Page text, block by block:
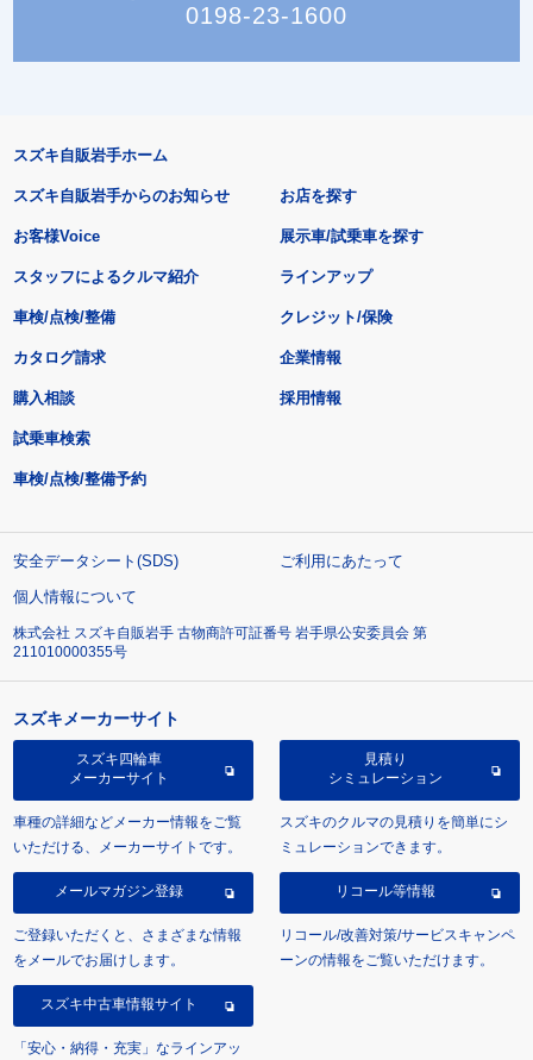
0198-23-1600
スズキ自販岩手ホーム
スズキ自販岩手からのお知らせ
お客様Voice
スタッフによるクルマ紹介
お店を探す
展示車/試乗車を探す
ラインアップ
車検/点検/整備 クレジット/保険
カタログ請求
購入相談
試乗車検索
車検/点検/整備予約
企業情報
採用情報
安全データシート(SDS)
ご利用にあたって
個人情報について
株式会社 スズキ自販岩手 古物商許可証番号 岩手県公安委員会 第
211010000355号
スズキメーカーサイト
スズキ四輪車
メーカーサイト
車種の詳細などメーカー情報をご覧
いただける、メーカーサイトです。
見積り
シミュレーション
スズキのクルマの見積りを簡単にシ
ミュレーションできます。
メールマガジン登録
ご登録いただくと、さまざまな情報
をメールでお届けします。
リコール等情報
リコール/改善対策/サービスキャンペ
ーンの情報をご覧いただけます。
スズキ中古車情報サイト
「安心・納得・充実」なラインアッ